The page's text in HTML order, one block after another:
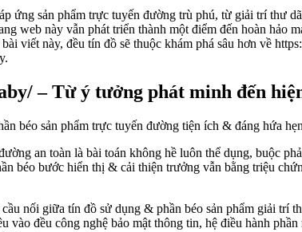
sản phẩm trực tuyến đường trù phú, từ giải trí thư
web này vẫn phát triển thành một điểm đến hoàn hảo
viết này, đều tín đồ sẽ thuộc khám phá sâu hơn về
– Từ ý tưởng phát minh đến
an toàn là bài toán không hề luôn thể dụng, buộc
béo bước hiển thị & cải thiện trưởng vẫn bằng triệu
nối giữa tín đồ sử dụng & phần béo sản phẩm giải trí
đều công nghệ bảo mật thông tin, hệ điều hành